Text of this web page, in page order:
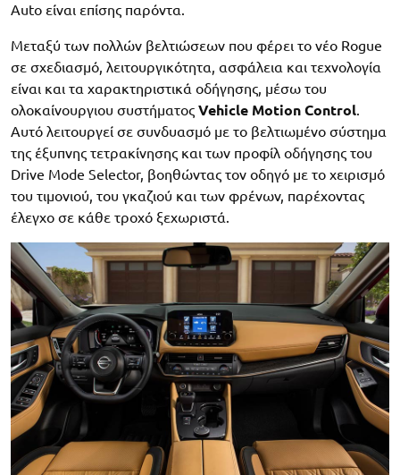
Auto είναι επίσης παρόντα.
Μεταξύ των πολλών βελτιώσεων που φέρει το νέο Rogue
σε σχεδιασμό, λειτουργικότητα, ασφάλεια και τεχνολογία
είναι και τα χαρακτηριστικά οδήγησης, μέσω του
ολοκαίνουργιου συστήματος Vehicle Motion Control.
Αυτό λειτουργεί σε συνδυασμό με το βελτιωμένο σύστημα
της έξυπνης τετρακίνησης και των προφίλ οδήγησης του
Drive Mode Selector, βοηθώντας τον οδηγό με το χειρισμό
του τιμονιού, του γκαζιού και των φρένων, παρέχοντας
έλεγχο σε κάθε τροχό ξεχωριστά.